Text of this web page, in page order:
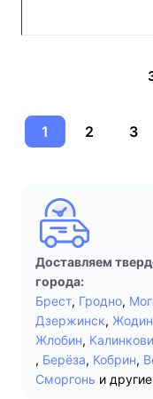
1 2 3
Доставляем
города:
Брест, Гродно,
Дзержинск,
Жлобин,
, Берёза, Кобрин,
Сморгонь и